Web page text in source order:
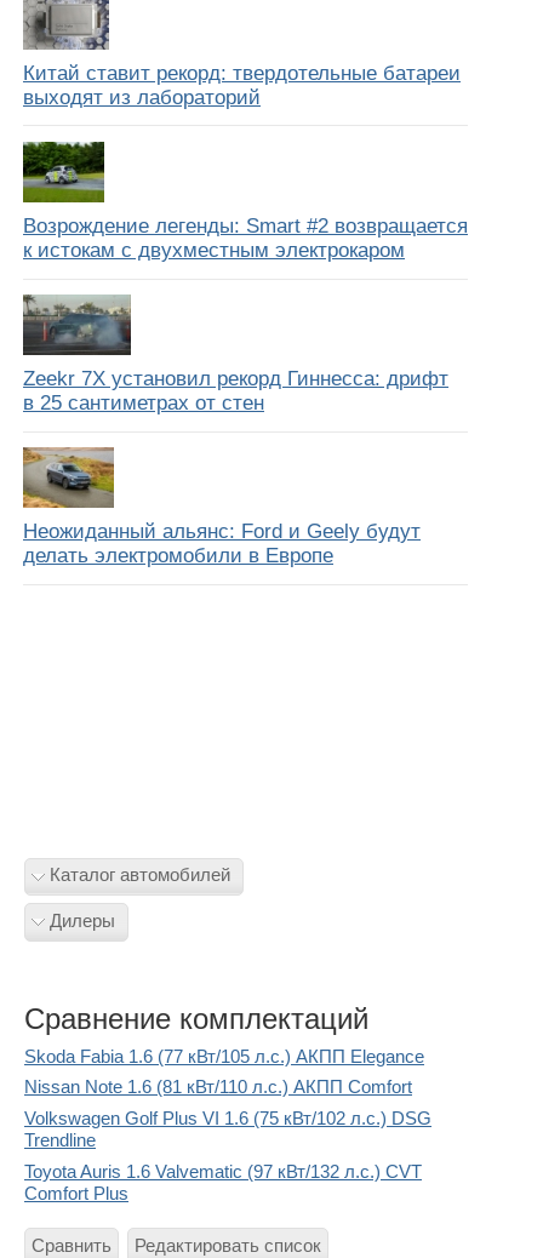
Китай ставит рекорд: твердотельные батареи
выходят из лабораторий
Возрождение легенды: Smart #2 возвращается
к истокам с двухместным электрокаром
Zeekr 7X установил рекорд Гиннесса: дрифт
в 25 сантиметрах от стен
Неожиданный альянс: Ford и Geely будут
делать электромобили в Европе
Каталог автомобилей
Дилеры
Сравнение комплектаций
Skoda Fabia 1.6 (77 кВт/105 л.с.) АКПП Elegance
Nissan Note 1.6 (81 кВт/110 л.с.) АКПП Comfort
Volkswagen Golf Plus VI 1.6 (75 кВт/102 л.с.) DSG
Trendline
Toyota Auris 1.6 Valvematic (97 кВт/132 л.с.) CVT
Comfort Plus
Сравнить Редактировать список